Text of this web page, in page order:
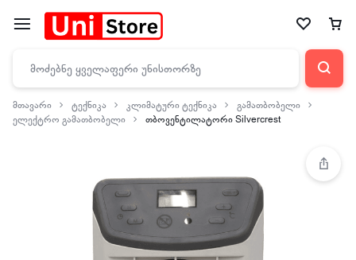
მთავარი ტექნიკა კლიმატური ტექნიკა
გამათბობელი
ელექტრო გამათბობელი
თბოვენტილატორი Silvercrest